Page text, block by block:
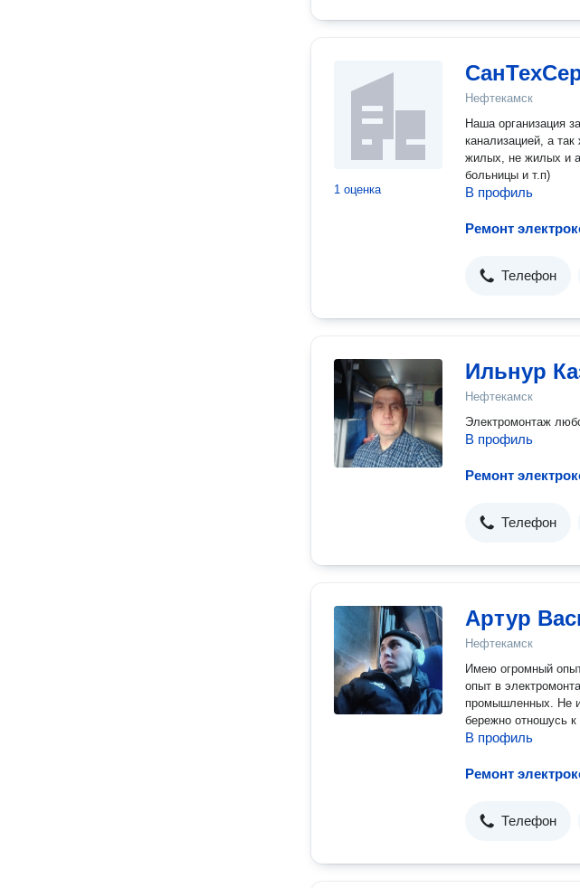
1 оценка
Нефтекамск
Наша организация
канализацией, а
жилых, не жилых и
больницы и т.п)
В профиль
Ремонт
Телефон
Ильнур
Нефтекамск
Электромонтаж
В профиль
Ремонт
Телефон
Артур
Нефтекамск
Имею огромный
опыт в
промышленных. Не
бережно отношусь к
В профиль
Ремонт
Телефон